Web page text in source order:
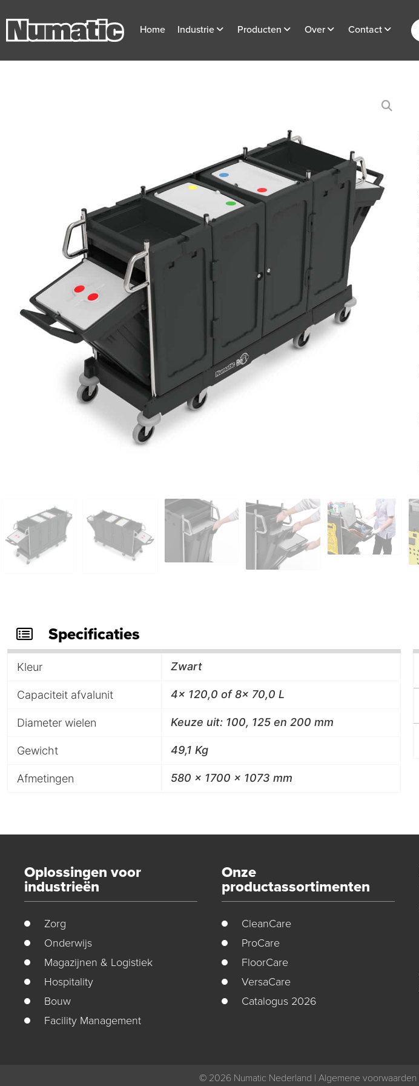
Home Industrie Producten Over Contact
Specificaties
Kleur Zwart
Capaciteit afvalunit 4x 120,0 of 8x 70,0 L
Diameter wielen Keuze uit: 100, 125 en 200 mm
Gewicht 49,1 Kg
Afmetingen 580 x 1700 x 1073 mm
Oplossingen voor
industrieën
Zorg
Onderwijs
Magazijnen & Logistiek
Hospitality
Bouw
Facility Management
Onze
productassortimenten
CleanCare
ProCare
FloorCare
VersaCare
Catalogus 2026
© 2026 Numatic Nederland | Algemene voorwaarden